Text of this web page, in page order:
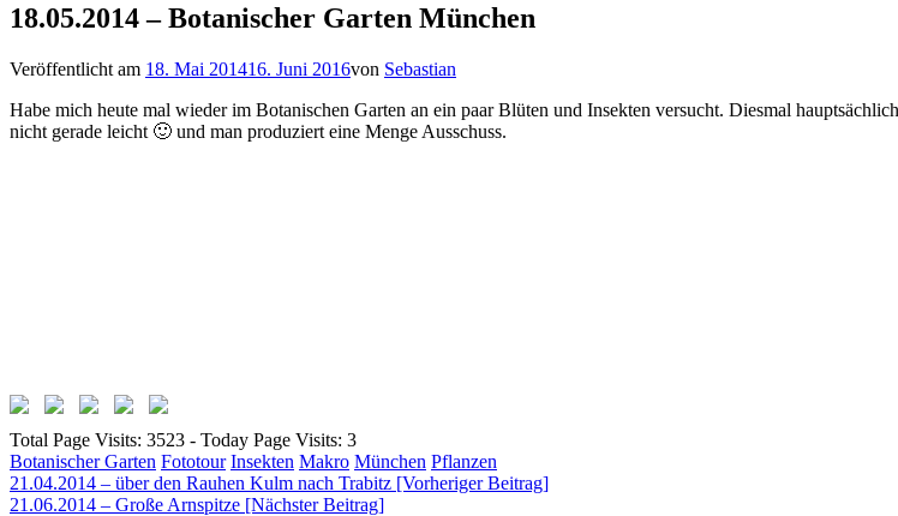
18.05.2014 – Botanischer Garten München
Veröffentlicht am 18. Mai 201416. Juni 2016von Sebastian
Habe mich heute mal wieder im Botanischen Garten an ein paar Blüten und Insekten versucht. Diesmal
nicht gerade leicht 🙂 und man produziert eine Menge Ausschuss.
Total Page Visits: 3523 - Today Page Visits: 3
Botanischer Garten Fototour Insekten Makro München Pflanzen
Beitragsnavigation
21.04.2014 – über den Rauhen Kulm nach Trabitz [Vorheriger Beitrag]
21.06.2014 – Große Arnspitze [Nächster Beitrag]